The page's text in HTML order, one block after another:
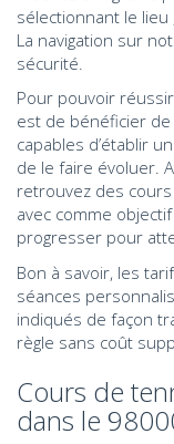
sélectionnant le lieu
La navigation sur
sécurité.
Pour pouvoir
est de bénéficier
capables d’établir
de le faire évoluer.
retrouvez des
avec comme
progresser pour
Bon à savoir, les
séances
indiqués de façon
règle sans coût
Cours de
dans le